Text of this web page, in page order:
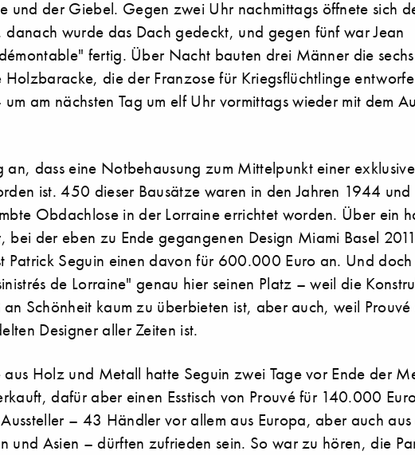
und der Giebel. Gegen zwei Uhr nachmittags öffnete sich
danach wurde das Dach gedeckt, und gegen fünf war Jean
fertig. Über Nacht bauten drei Männer die
Holzbaracke, die der Franzose für Kriegsflüchtlinge
am nächsten Tag um elf Uhr vormittags wieder mit dem
an, dass eine Notbehausung zum Mittelpunkt einer
ist. 450 dieser Bausätze waren in den Jahren 1944 und
Obdachlose in der Lorraine errichtet worden. Über ein
bei der eben zu Ende gegangenen Design Miami Basel
Patrick Seguin einen davon für 600.000 Euro an. Und
de Lorraine" genau hier seinen Platz – weil die
an Schönheit kaum zu überbieten ist, aber auch, weil Prouvé
Designer aller Zeiten ist.
aus Holz und Metall hatte Seguin zwei Tage vor Ende der
dafür aber einen Esstisch von Prouvé für 140.000
– 43 Händler vor allem aus Europa, aber auch aus
und Asien – dürften zufrieden sein. So war zu hören, die